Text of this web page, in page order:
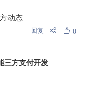
动态
回复 0
三方支付开发